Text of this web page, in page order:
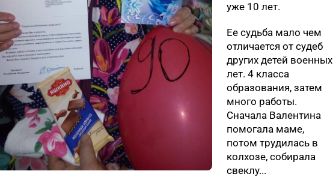
уже 10 лет.
Ее судьба мало чем
отличается от судеб
других детей военных
лет. 4 класса
образования, затем
много работы.
Сначала Валентина
помогала маме,
потом трудилась в
колхозе, собирала
свеклу...